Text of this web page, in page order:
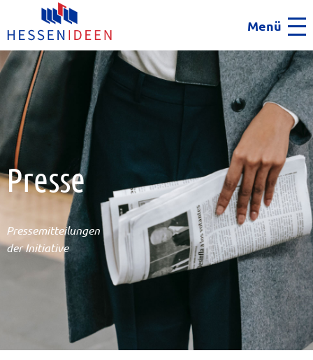
Menü
Presse
Pressemitteilungen
der Initiative